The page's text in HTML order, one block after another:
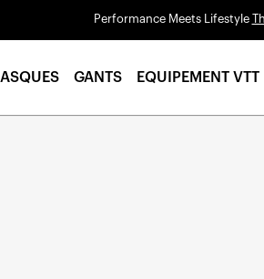
Performance Meets Lifestyle
GANTS EQUIPEMENT VTT